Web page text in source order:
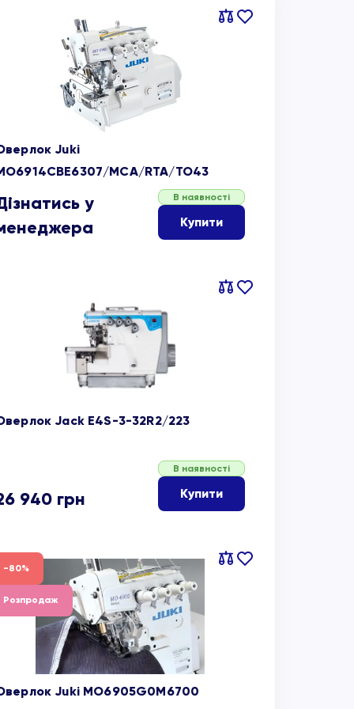
Порівняти
В
Juki
MCA/RTA/TO43
у
В наявності
Купити
Порівняти
В
Jack E4S-3-32R2/223
940 грн
В наявності
Купити
Порівняти
В
-80%
Розпродаж
Juki MO6905G0M6700